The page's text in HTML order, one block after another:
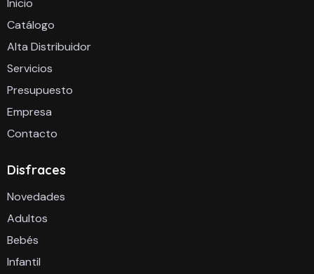
Catálogo
Alta Distribuidor
Servicios
Presupuesto
Empresa
Contacto
Disfraces
Novedades
Adultos
Bebés
Infantil